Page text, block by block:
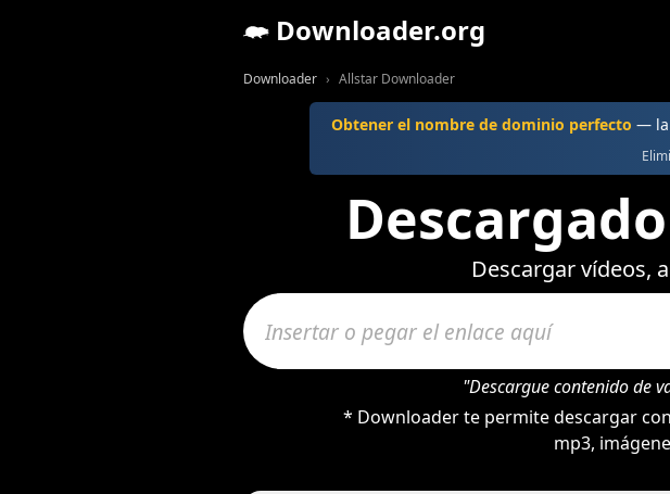
Downloader.org
Downloader Allstar Downloader
Obtener el nombre de dominio perfecto — la
Descargar vídeos,
"Descargue contenido de
* Downloader te permite descargar
mp3,